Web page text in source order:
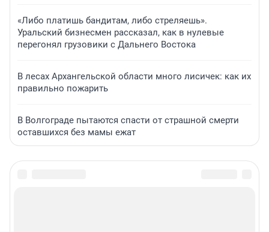
«Либо платишь бандитам, либо стреляешь».
Уральский бизнесмен рассказал, как в нулевые
перегонял грузовики с Дальнего Востока
В лесах Архангельской области много лисичек: как их
правильно пожарить
В Волгограде пытаются спасти от страшной смерти
оставшихся без мамы ежат